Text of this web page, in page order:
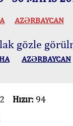
AZӘRBAYCAN
gözle
AZӘRBAYCAN
Hızır: 94